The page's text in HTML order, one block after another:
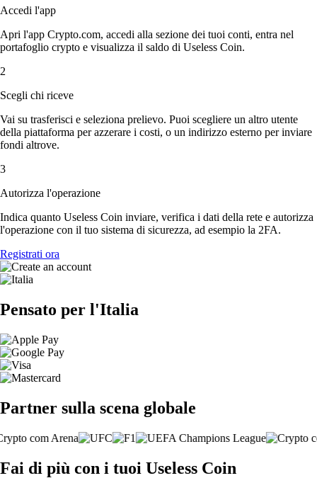
Accedi l'app
Apri l'app Crypto.com, accedi alla sezione dei tuoi conti, entra nel
portafoglio crypto e visualizza il saldo di Useless Coin.
2
Scegli chi riceve
Vai su trasferisci e seleziona prelievo. Puoi scegliere un altro utente
della piattaforma per azzerare i costi, o un indirizzo esterno per inviare
fondi altrove.
3
Autorizza l'operazione
Indica quanto Useless Coin inviare, verifica i dati della rete e autorizza
l'operazione con il tuo sistema di sicurezza, ad esempio la 2FA.
Registrati ora
Pensato per l'Italia
Partner sulla scena globale
Fai di più con i tuoi Useless Coin